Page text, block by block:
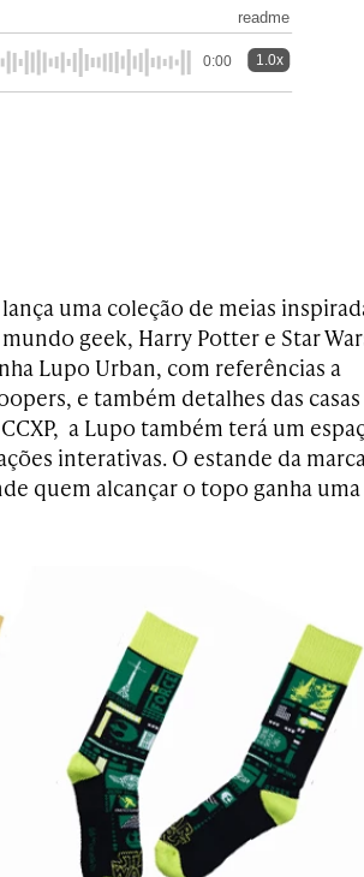
readme
0:00 1.0x
uma coleção de meias
geek, Harry Potter e Star
Lupo Urban, com referências a
e também detalhes das
a Lupo também terá um
interativas. O estande da
quem alcançar o topo ganha uma